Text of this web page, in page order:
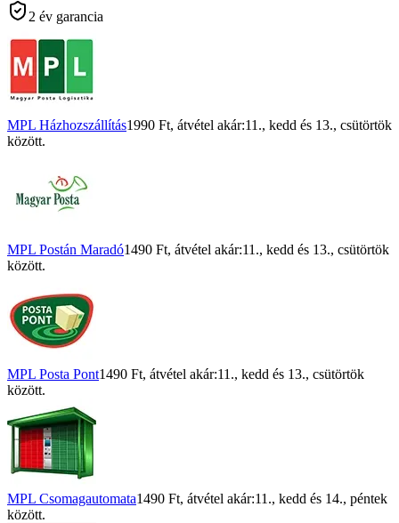
2 év garancia
MPL Házhozszállítás1990 Ft, átvétel akár:11., kedd és 13., csütörtök
között.
MPL Postán Maradó1490 Ft, átvétel akár:11., kedd és 13., csütörtök
között.
MPL Posta Pont1490 Ft, átvétel akár:11., kedd és 13., csütörtök
között.
MPL Csomagautomata1490 Ft, átvétel akár:11., kedd és 14., péntek
között.